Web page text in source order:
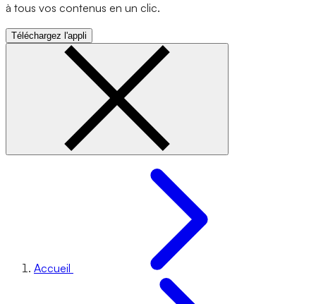
à tous vos contenus en un clic.
Téléchargez l'appli
Accueil